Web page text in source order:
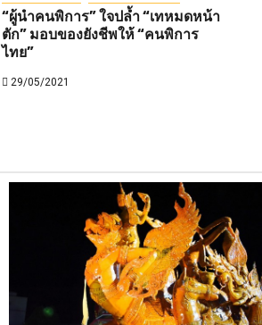
“ผู้นำคนพิการ” ใจปล้ำ “เทหมดหน้า
ตัก” มอบของยังชีพให้ “คนพิการ
ไทย”
29/05/2021